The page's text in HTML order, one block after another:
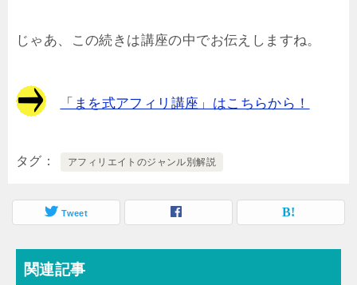
じゃあ、この続きは講座の中でお伝えしますね。
「まを式アフィリ講座」はこちらから！
タグ アフィリエイトのジャンル別解説
Tweet
関連記事